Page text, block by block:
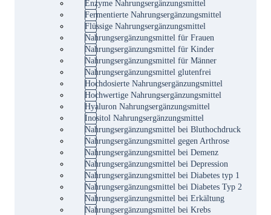
Enzyme Nahrungsergänzungsmittel
Fermentierte Nahrungsergänzungsmittel
Flüssige Nahrungsergänzungsmittel
Nahrungsergänzungsmittel für Frauen
Nahrungsergänzungsmittel für Kinder
Nahrungsergänzungsmittel für Männer
Nahrungsergänzungsmittel glutenfrei
Hochdosierte Nahrungsergänzungsmittel
Hochwertige Nahrungsergänzungsmittel
Hyaluron Nahrungsergänzungsmittel
Inositol Nahrungsergänzungsmittel
Nahrungsergänzungsmittel bei Bluthochdruck
Nahrungsergänzungsmittel gegen Arthrose
Nahrungsergänzungsmittel bei Demenz
Nahrungsergänzungsmittel bei Depression
Nahrungsergänzungsmittel bei Diabetes typ 1
Nahrungsergänzungsmittel bei Diabetes Typ 2
Nahrungsergänzungsmittel bei Erkältung
Nahrungsergänzungsmittel bei Krebs